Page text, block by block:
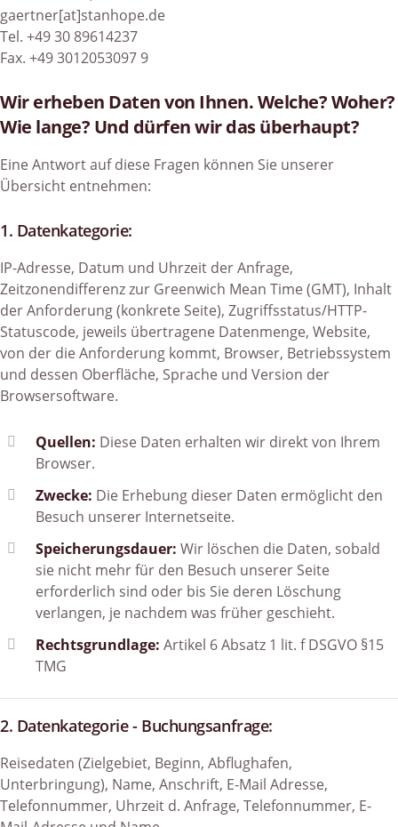
gaertner[at]stanhope.de
Tel. +49 30 89614237
Fax. +49 3012053097 9
Wir erheben Daten von Ihnen. Welche? Woher?
Wie lange? Und dürfen wir das überhaupt?
Eine Antwort auf diese Fragen können Sie unserer
Übersicht entnehmen:
1. Datenkategorie:
IP-Adresse, Datum und Uhrzeit der Anfrage,
Zeitzonendifferenz zur Greenwich Mean Time (GMT), Inhalt
der Anforderung (konkrete Seite), Zugriffsstatus/HTTP-
Statuscode, jeweils übertragene Datenmenge, Website,
von der die Anforderung kommt, Browser, Betriebssystem
und dessen Oberfläche, Sprache und Version der
Browsersoftware.
Quellen: Diese Daten erhalten wir direkt von Ihrem
Browser.
Zwecke: Die Erhebung dieser Daten ermöglicht den
Besuch unserer Internetseite.
Speicherungsdauer: Wir löschen die Daten, sobald
sie nicht mehr für den Besuch unserer Seite
erforderlich sind oder bis Sie deren Löschung
verlangen, je nachdem was früher geschieht.
Rechtsgrundlage: Artikel 6 Absatz 1 lit. f DSGVO §15
TMG
2. Datenkategorie - Buchungsanfrage:
Reisedaten (Zielgebiet, Beginn, Abflughafen,
Unterbringung), Name, Anschrift, E-Mail Adresse,
Telefonnummer, Uhrzeit d. Anfrage, Telefonnummer, E-